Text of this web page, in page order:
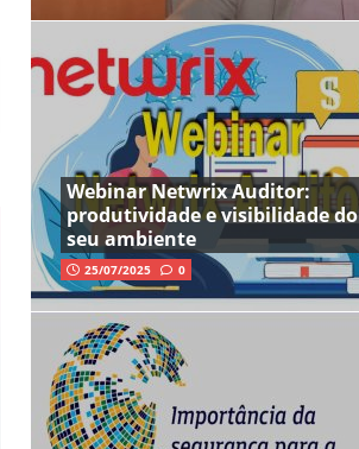
Webinar Netwrix Auditor:
produtividade e visibilidade do
seu ambiente
25/07/2025 0